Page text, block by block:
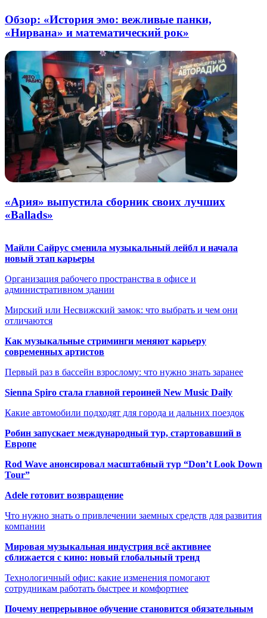
Обзор: «История эмо: вежливые панки,
«Нирвана» и математический рок»
«Ария» выпустила сборник своих лучших
«Ballads»
Майли Сайрус сменила музыкальный лейбл и начала
новый этап карьеры
Организация рабочего пространства в офисе и
административном здании
Мирский или Несвижский замок: что выбрать и чем они
отличаются
Как музыкальные стриминги меняют карьеру
современных артистов
Первый раз в бассейн взрослому: что нужно знать заранее
Sienna Spiro стала главной героиней New Music Daily
Какие автомобили подходят для города и дальних поездок
Робин запускает международный тур, стартовавший в
Европе
Rod Wave анонсировал масштабный тур “Don’t Look Down
Tour”
Adele готовит возвращение
Что нужно знать о привлечении заемных средств для развития
компании
Мировая музыкальная индустрия всё активнее
сближается с кино: новый глобальный тренд
Технологичный офис: какие изменения помогают
сотрудникам работать быстрее и комфортнее
Почему непрерывное обучение становится обязательным